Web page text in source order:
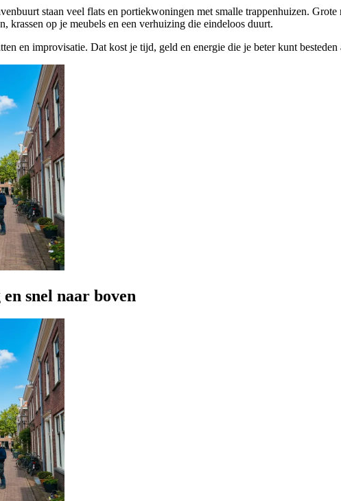
staan veel flats en portiekwoningen met smalle trappenhuizen.
krassen op je meubels en een verhuizing die eindeloos duurt.
en improvisatie. Dat kost je tijd, geld en energie die je beter kunt
snel naar boven